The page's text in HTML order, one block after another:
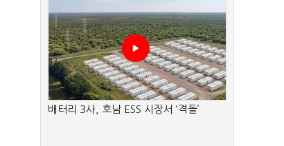
배터리 3사, 호남 ESS 시장서 ‘격돌’